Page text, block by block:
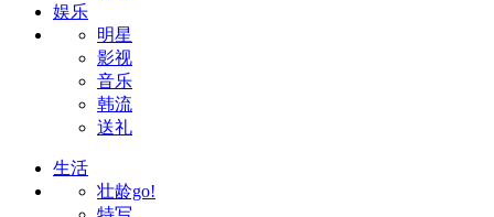
娱乐
明星
影视
音乐
韩流
送礼
生活
壮龄go!